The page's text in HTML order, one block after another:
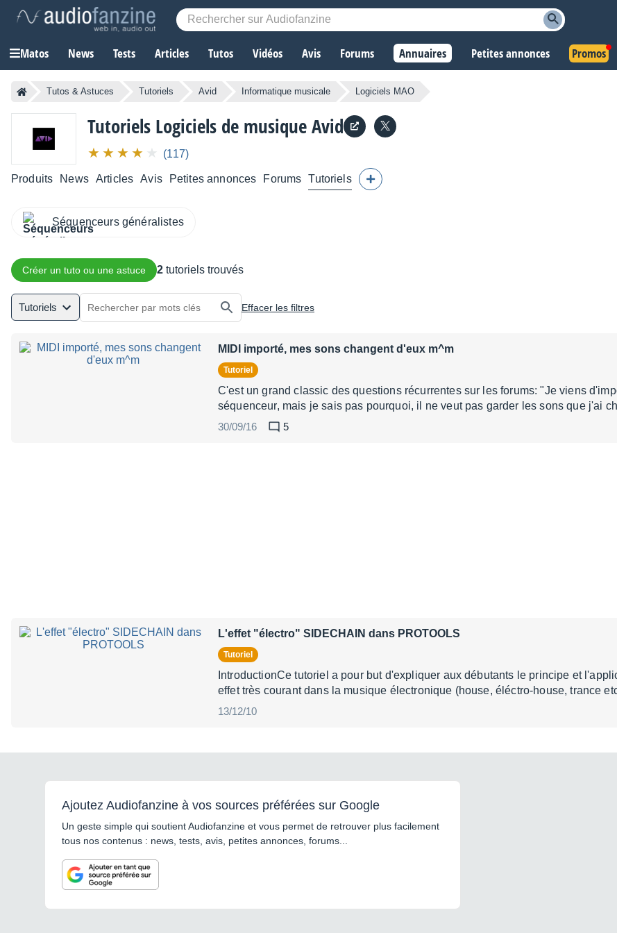
Matos News Tests Articles Tutos Vidéos Avis Forums Annuaires Petites annonces Promos
Tutos & Astuces Tutoriels Avid Informatique musicale Logiciels MAO
Tutoriels Logiciels de musique Avid
(117)
Produits News Articles Avis Petites annonces Forums Tutoriels
Séquenceurs généralistes
Créer un tuto ou une astuce 2 tutoriels trouvés
Tutoriels Effacer les filtres
MIDI importé, mes sons changent d'eux m^m
Tutoriel
C'est un grand classic des questions récurrentes sur les forums: "Je viens
séquenceur, mais je sais pas pourquoi, il ne veut pas garder les sons que j'ai
30/09/16
5
L'effet "électro" SIDECHAIN dans PROTOOLS
Tutoriel
IntroductionCe tutoriel a pour but d'expliquer aux débutants le principe et
effet très courant dans la musique électronique (house, éléctro-house, trance
13/12/10
Ajoutez Audiofanzine à vos sources préférées sur Google
Un geste simple qui soutient Audiofanzine et vous permet de retrouver plus facilement
tous nos contenus : news, tests, avis, petites annonces, forums...